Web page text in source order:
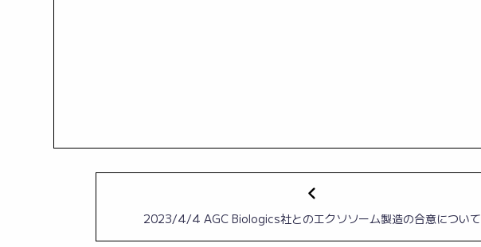
2023/4/4 AGC Biologics社とのエクソソーム製造の合意について